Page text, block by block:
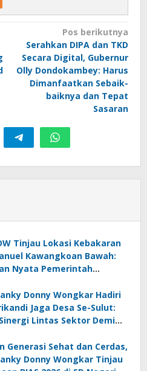
Pos berikutnya
Serahkan DIPA dan TKD
Secara Digital, Gubernur
Olly Dondokambey: Harus
Dimanfaatkan Sebaik-
baiknya dan Tepat
Sasaran
Tinjau Lokasi Kebakaran
Kawangkoan Bawah:
Nyata Pemerintah
Donny Wongkar Hadiri
Jaga Desa Se-Sulut:
Lintas Sektor Demi
Generasi Sehat dan Cerdas,
Donny Wongkar Tinjau